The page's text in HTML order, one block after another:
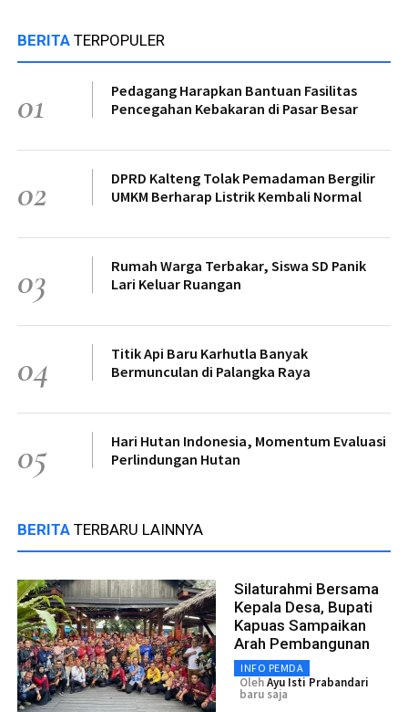
BERITA TERPOPULER
01
Pedagang Harapkan Bantuan Fasilitas
Pencegahan Kebakaran di Pasar Besar
02
DPRD Kalteng Tolak Pemadaman Bergilir
UMKM Berharap Listrik Kembali Normal
03
Rumah Warga Terbakar, Siswa SD Panik
Lari Keluar Ruangan
04
Titik Api Baru Karhutla Banyak
Bermunculan di Palangka Raya
05
Hari Hutan Indonesia, Momentum Evaluasi
Perlindungan Hutan
BERITA TERBARU LAINNYA
Silaturahmi Bersama
Kepala Desa, Bupati
Kapuas Sampaikan
Arah Pembangunan
INFO PEMDA
OlehAyu Isti Prabandari
baru saja